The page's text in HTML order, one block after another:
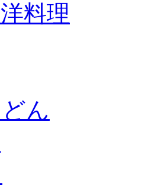
料理
ん